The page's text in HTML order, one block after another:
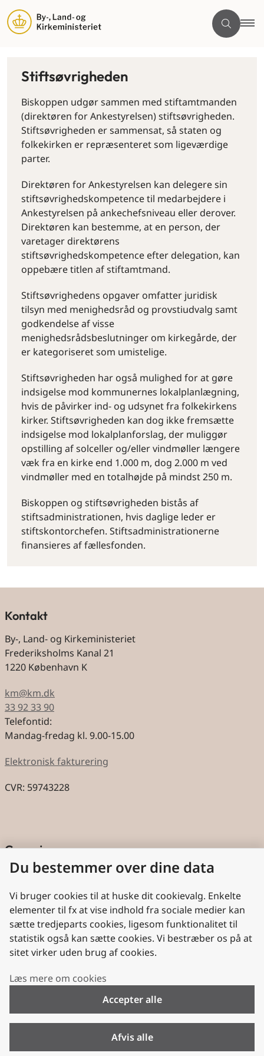
Stiftsøvrigheden
Biskoppen udgør sammen med stiftamtmanden
(direktøren for Ankestyrelsen) stiftsøvrigheden.
Stiftsøvrigheden er sammensat, så staten og
folkekirken er repræsenteret som ligeværdige
parter.
Direktøren for Ankestyrelsen kan delegere sin
stiftsøvrighedskompetence til medarbejdere i
Ankestyrelsen på ankechefsniveau eller derover.
Direktøren kan bestemme, at en person, der
varetager direktørens
stiftsøvrighedskompetence efter delegation, kan
oppebære titlen af stiftamtmand.
Stiftsøvrighedens opgaver omfatter juridisk
tilsyn med menighedsråd og provstiudvalg samt
godkendelse af visse
menighedsrådsbeslutninger om kirkegårde, der
er kategoriseret som umistelige.
Stiftsøvrigheden har også mulighed for at gøre
indsigelse mod kommunernes lokalplanlægning,
hvis de påvirker ind- og udsynet fra folkekirkens
kirker. Stiftsøvrigheden kan dog ikke fremsætte
indsigelse mod lokalplanforslag, der muliggør
opstilling af solceller og/eller vindmøller længere
væk fra en kirke end 1.000 m, dog 2.000 m ved
vindmøller med en totalhøjde på mindst 250 m.
Biskoppen og stiftsøvrigheden bistås af
stiftsadministrationen, hvis daglige leder er
stiftskontorchefen. Stiftsadministrationerne
finansieres af fællesfonden.
Kontakt
By-, Land- og Kirkeministeriet
Frederiksholms Kanal 21
1220 København K
km@km.dk
33 92 33 90
Telefontid:
Mandag-fredag kl. 9.00-15.00
Elektronisk fakturering
CVR: 59743228
Genveje
Cookies
Aktindsigt
Persondatabeskyttelse
Nyttige links
Plan- og Landdistriktsstyrelsen
Folkekirken.dk
Du bestemmer over dine data
Vi bruger cookies til at huske dit cookievalg. Enkelte
elementer til fx at vise indhold fra sociale medier kan
sætte tredjeparts cookies, ligesom funktionalitet til
statistik også kan sætte cookies. Vi bestræber os på at
sitet virker uden brug af cookies.
Læs mere om cookies
Accepter alle
Afvis alle